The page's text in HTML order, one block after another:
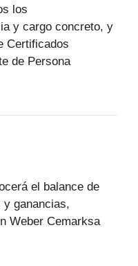
los
y cargo concreto, y
Certificados
de Persona
el balance de
y ganancias,
Weber Cemarksa